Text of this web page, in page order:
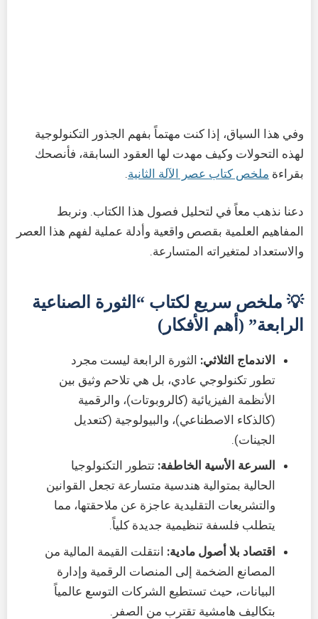
وفي هذا السياق، إذا كنت مهتماً بفهم الجذور التكنولوجية
لهذه التحولات وكيف مهدت لها العقود السابقة، فأنصحك
بقراءة ملخص كتاب عصر الآلة الثانية.
دعنا نذهب معاً في لتحليل فصول هذا الكتاب. ونربط
المفاهيم العلمية بقصص واقعية وأدلة عملية لفهم هذا العصر
والاستعداد لمتغيراته المتسارعة.
💡 ملخص سريع لكتاب “الثورة الصناعية
الرابعة” (أهم الأفكار)
الاندماج الثلاثي: الثورة الرابعة ليست مجرد
تطور تكنولوجي عادي، بل هي تلاحم وثيق بين
الأنظمة الفيزيائية (كالروبوتات)، والرقمية
(كالذكاء الاصطناعي)، والبيولوجية (كتعديل
الجينات).
السرعة الأسية الخاطفة: تتطور التكنولوجيا
الحالية بمتوالية هندسية متسارعة تجعل القوانين
والتشريعات التقليدية عاجزة عن ملاحقتها، مما
يتطلب فلسفة تنظيمية جديدة كلياً.
اقتصاد بلا أصول مادية: انتقلت القيمة المالية من
المصانع الضخمة إلى المنصات الرقمية وإدارة
البيانات، حيث تستطيع الشركات التوسع عالمياً
بتكاليف هامشية تقترب من الصفر.